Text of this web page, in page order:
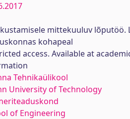
mittekuuluv
kohapeal
access. Available at
Tehnikaülikool
University of Technology
of Engineering